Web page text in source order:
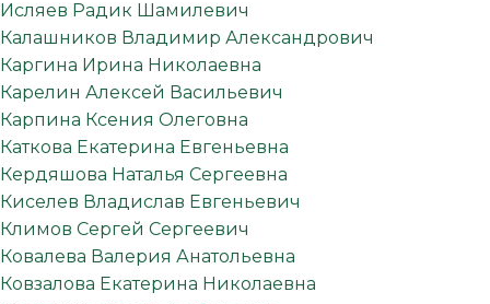
Исляев Радик Шамилевич
Калашников Владимир Александрович
Каргина Ирина Николаевна
Карелин Алексей Васильевич
Карпина Ксения Олеговна
Каткова Екатерина Евгеньевна
Кердяшова Наталья Сергеевна
Киселев Владислав Евгеньевич
Климов Сергей Сергеевич
Ковалева Валерия Анатольевна
Ковзалова Екатерина Николаевна